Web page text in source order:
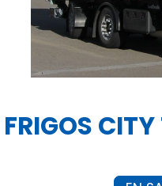
FRIGOS CITY
EN